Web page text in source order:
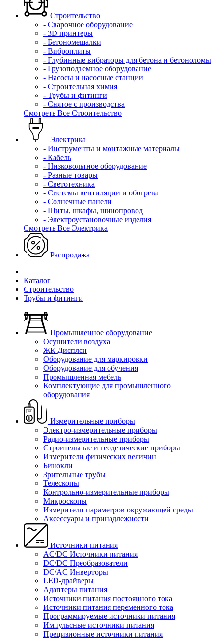
Строительство
- Сварочное оборудование
- 3D принтеры
- Бетономешалки
- Виброплиты
- Глубинные вибраторы для бетона и бетоноломы
- Грузоподъемное оборудование
- Насосы и насосные станции
- Строительная химия
- Трубы и фитинги
- Снятое с производства
Смотреть Все Строительство
Электрика
- Инструменты и монтажные материалы
- Кабель
- Низковольтное оборудование
- Разные товары
- Светотехника
- Системы вентиляции и обогрева
- Солнечные панели
- Щиты, шкафы, шинопровод
- Электроустановочные изделия
Смотреть Все Электрика
Распродажа
Каталог
Строительство
Трубы и фитинги
Промышленное оборудование
Осушители воздуха
ЖК Дисплеи
Оборудование для маркировки
Оборудование для обучения
Промышленная мебель
Комплектующие для промышленного
оборудования
Измерительные приборы
Электро-измерительные приборы
Радио-измерительные приборы
Строительные и геодезические приборы
Измерители физических величин
Бинокли
Зрительные трубы
Телескопы
Контрольно-измерительные приборы
Микроскопы
Измерители параметров окружающей среды
Аксессуары и принадлежности
Источники питания
AC/DC Источники питания
DC/DC Преобразователи
DC/AC Инверторы
LED-драйверы
Адаптеры питания
Источники питания постоянного тока
Источники питания переменного тока
Программируемые источники питания
Импульсные источники питания
Прецизионные источники питания